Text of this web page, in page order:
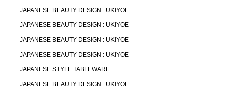
JAPANESE BEAUTY DESIGN : UKIYOE
JAPANESE BEAUTY DESIGN : UKIYOE
JAPANESE BEAUTY DESIGN : UKIYOE
JAPANESE BEAUTY DESIGN : UKIYOE
JAPANESE STYLE TABLEWARE
JAPANESE BEAUTY DESIGN : UKIYOE